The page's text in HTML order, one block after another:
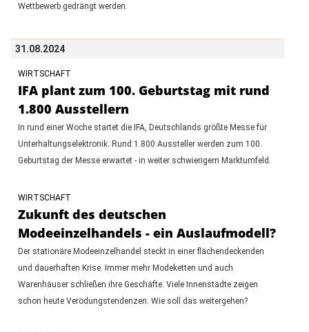
Wettbewerb gedrängt werden.
31.08.2024
WIRTSCHAFT
IFA plant zum 100. Geburtstag mit rund
1.800 Ausstellern
In rund einer Woche startet die IFA, Deutschlands größte Messe für
Unterhaltungselektronik. Rund 1.800 Aussteller werden zum 100.
Geburtstag der Messe erwartet - in weiter schwierigem Marktumfeld.
WIRTSCHAFT
Zukunft des deutschen
Modeeinzelhandels - ein Auslaufmodell?
Der stationäre Modeeinzelhandel steckt in einer flächendeckenden
und dauerhaften Krise. Immer mehr Modeketten und auch
Warenhäuser schließen ihre Geschäfte. Viele Innenstädte zeigen
schon heute Verödungstendenzen. Wie soll das weitergehen?